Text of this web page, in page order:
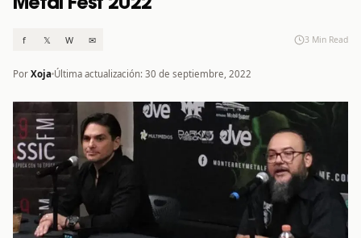
f 𝕏 W ✉ 3 Min Read
Por Xoja Última actualización: 30 de septiembre, 2022